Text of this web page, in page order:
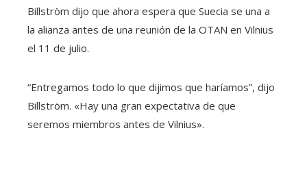
Billström dijo que ahora espera que Suecia se una a
la alianza antes de una reunión de la OTAN en Vilnius
el 11 de julio.
“Entregamos todo lo que dijimos que haríamos”, dijo
Billström. «Hay una gran expectativa de que
seremos miembros antes de Vilnius».